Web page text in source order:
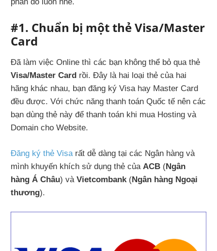
#1. Chuẩn bị một thẻ Visa/Master
Card
Đã làm việc Online thì các bạn không thể bỏ qua thẻ
Visa/Master Card rồi. Đây là hai loại thẻ của hai
hãng khác nhau, bạn đăng ký Visa hay Master Card
đều được. Với chức năng thanh toán Quốc tế nên các
bạn dùng thẻ này để thanh toán khi mua Hosting và
Domain cho Website.
Đăng ký thẻ Visarất dễ dàng tại các Ngân hàng và
mình khuyến khích sử dụng thẻ củaACB (Ngân
hàng Á Châu) vàVietcombank(Ngân hàng Ngoại
thương).